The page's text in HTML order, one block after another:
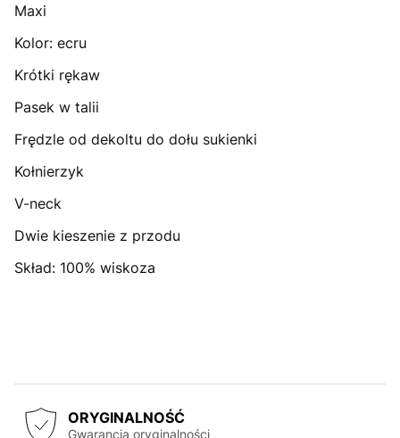
Maxi
Kolor: ecru
Krótki rękaw
Pasek w talii
Frędzle od dekoltu do dołu sukienki
Kołnierzyk
V-neck
Dwie kieszenie z przodu
Skład: 100% wiskoza
ORYGINALNOŚĆ
Gwarancja oryginalności